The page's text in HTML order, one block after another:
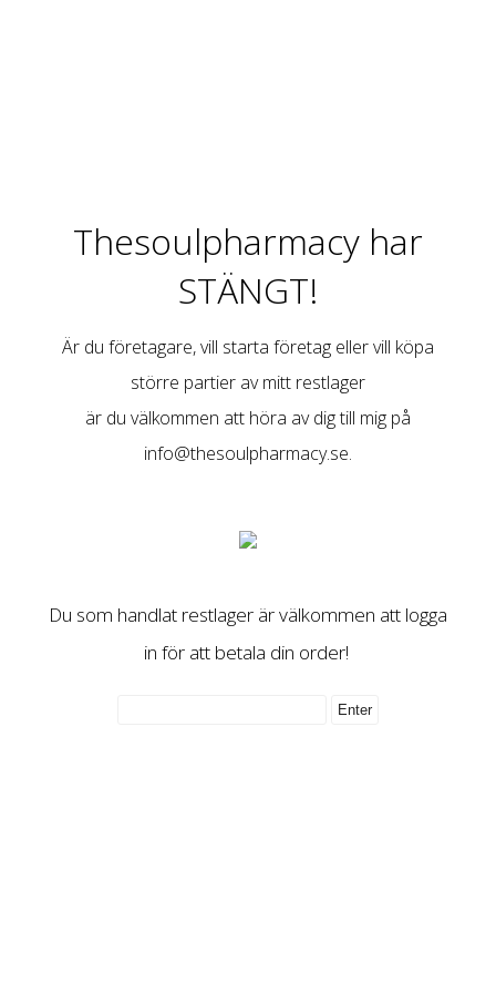
Thesoulpharmacy har
STÄNGT!
Är du företagare, vill starta företag eller vill köpa
större partier av mitt restlager
är du välkommen att höra av dig till mig på
info@thesoulpharmacy.se.
Du som handlat restlager är välkommen att logga
in för att betala din order!